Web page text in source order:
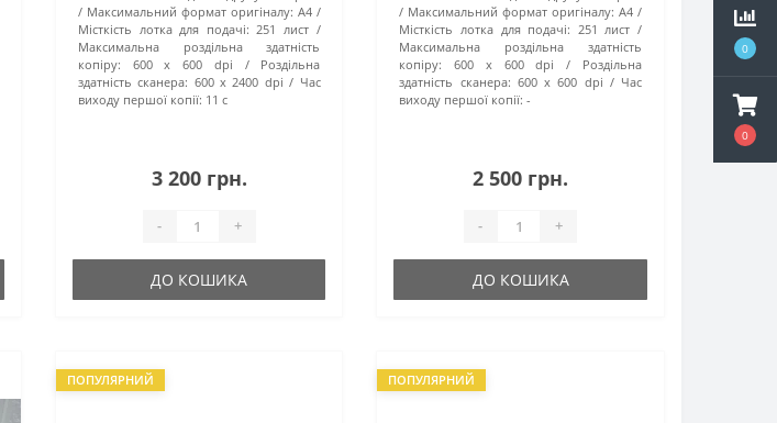
0
0
Максимальний формат оригіналу: А4
Місткість лотка для подачі: 251 лист
Максимальна роздільна здатність
копіру:
600 х 600 dpi
Роздільна
здатність сканера: 600 x 2400 dpi
Час
виходу першої копії: 11 с
3 200 грн.
- +
ДО КОШИКА
Максимальний формат оригіналу: А4
Місткість лотка для подачі: 251 лист
Максимальна роздільна здатність
копіру:
600 х 600 dpi
Роздільна
здатність сканера: 600 x 600 dpi
Час
виходу першої копії: -
2 500 грн.
- +
ДО КОШИКА
ПОПУЛЯРНИЙ ПОПУЛЯРНИЙ